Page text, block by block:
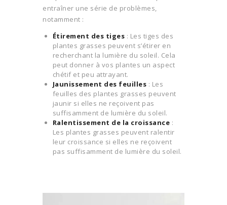
entraîner une série de problèmes,
notamment :
Étirement des tiges : Les tiges des
plantes grasses peuvent s’étirer en
recherchant la lumière du soleil. Cela
peut donner à vos plantes un aspect
chétif et peu attrayant.
Jaunissement des feuilles : Les
feuilles des plantes grasses peuvent
jaunir si elles ne reçoivent pas
suffisamment de lumière du soleil.
Ralentissement de la croissance :
Les plantes grasses peuvent ralentir
leur croissance si elles ne reçoivent
pas suffisamment de lumière du soleil.